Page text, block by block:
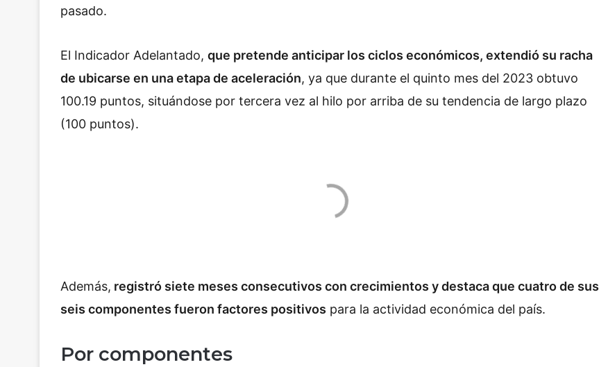
pasado.
El Indicador Adelantado, que pretende anticipar los ciclos económicos, extendió su racha
de ubicarse en una etapa de aceleración, ya que durante el quinto mes del 2023 obtuvo
100.19 puntos, situándose por tercera vez al hilo por arriba de su tendencia de largo plazo
(100 puntos).
Además, registró siete meses consecutivos con crecimientos y destaca que cuatro de sus
seis componentes fueron factores positivos para la actividad económica del país.
Por componentes